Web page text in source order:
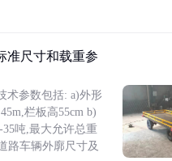
准尺寸和载重参
术参数包括: a)外形
栏板高55cm b)
吨,最大允许总重
路车辆外廓尺寸及